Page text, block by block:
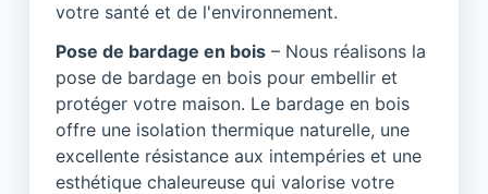
votre santé et de l'environnement.
Pose de bardage en bois – Nous réalisons la
pose de bardage en bois pour embellir et
protéger votre maison. Le bardage en bois
offre une isolation thermique naturelle, une
excellente résistance aux intempéries et une
esthétique chaleureuse qui valorise votre